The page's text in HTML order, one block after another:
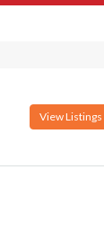
View Listings